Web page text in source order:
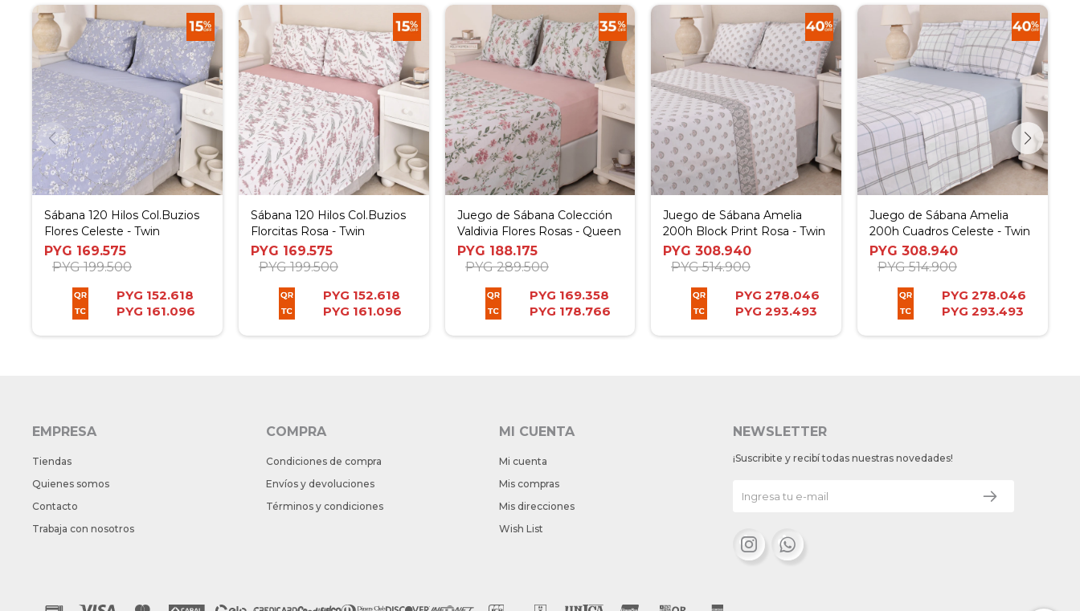
Sábana 120 Hilos Col.Buzios
Flores Celeste - Twin
PYG 169.575
PYG 199.500
PYG 152.618
PYG 161.096
Sábana 120 Hilos Col.Buzios
Florcitas Rosa - Twin
PYG 169.575
PYG 199.500
PYG 152.618
PYG 161.096
Juego de Sábana Colección
Valdivia Flores Rosas - Queen
PYG 188.175
PYG 289.500
PYG 169.358
PYG 178.766
Juego de Sábana Amelia
200h Block Print Rosa - Twin
PYG 308.940
PYG 514.900
PYG 278.046
PYG 293.493
Juego de Sábana Amelia
200h Cuadros Celeste - Twin
PYG 308.940
PYG 514.900
PYG 278.046
PYG 293.493
EMPRESA
Tiendas
Quienes somos
Contacto
Trabaja con nosotros
COMPRA
Condiciones de compra
Envíos y devoluciones
Términos y condiciones
MI CUENTA
Mi cuenta
Mis compras
Mis direcciones
Wish List
NEWSLETTER
¡Suscribite y recibí todas nuestras novedades!
 